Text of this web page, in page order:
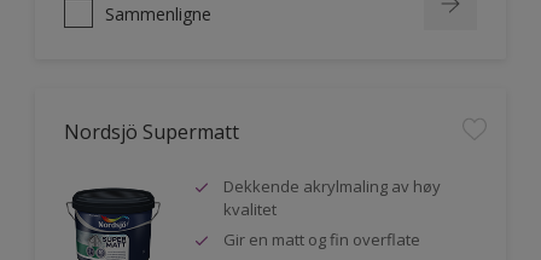
Sammenligne
Nordsjö Supermatt
Dekkende akrylmaling av høy
kvalitet
Gir en matt og fin overflate